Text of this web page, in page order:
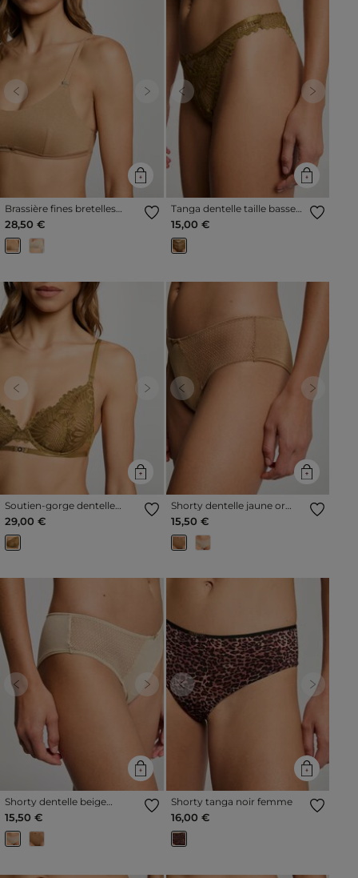
Previous Next
Brassière fines bretelles
jaune or femme
28,50 €
Previous Next
Tanga dentelle taille basse
bronze femme
15,00 €
Previous Next
Soutien-gorge dentelle
bronze femme
29,00 €
Previous Next
Shorty dentelle jaune or
femme
15,50 €
Previous Next
Shorty dentelle beige
femme
15,50 €
Previous Next
Shorty tanga noir femme
16,00 €